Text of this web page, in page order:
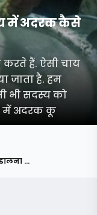
में अदरक कैसे
हैं. ऐसी चाय
जाता है. हम
भी सदस्य को
में अदरक कू
कद्दूकस या कूटकर, जानिए चाय में अदरक कैसे डालना है...